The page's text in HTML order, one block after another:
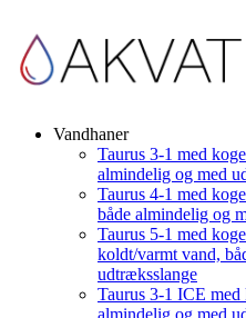
Vandhaner
Taurus 3-1 med
almindelig og med
Taurus 4-1 med
både almindelig og
Taurus 5-1 med
koldt/varmt vand,
udtræksslange
Taurus 3-1 ICE
almindelig og med